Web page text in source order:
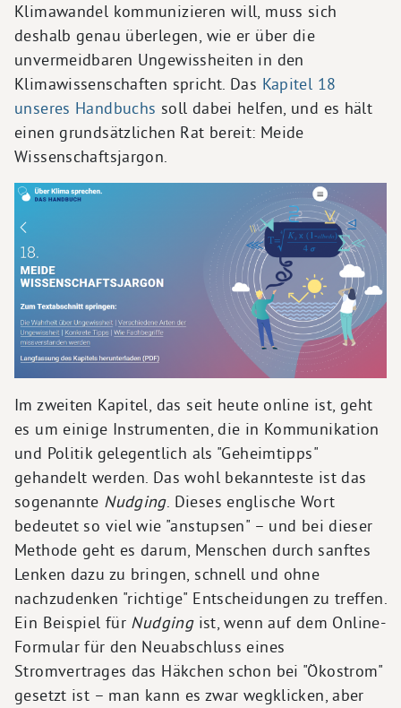
Klimawandel kommunizieren will, muss sich
deshalb genau überlegen, wie er über die
unvermeidbaren Ungewissheiten in den
Klimawissenschaften spricht. Das Kapitel 18
unseres Handbuchs soll dabei helfen, und es hält
einen grundsätzlichen Rat bereit: Meide
Wissenschaftsjargon.
Im zweiten Kapitel, das seit heute online ist, geht
es um einige Instrumenten, die in Kommunikation
und Politik gelegentlich als "Geheimtipps"
gehandelt werden. Das wohl bekannteste ist das
sogenannte Nudging. Dieses englische Wort
bedeutet so viel wie "anstupsen" – und bei dieser
Methode geht es darum, Menschen durch sanftes
Lenken dazu zu bringen, schnell und ohne
nachzudenken "richtige" Entscheidungen zu treffen.
Ein Beispiel für Nudgingist, wenn auf dem Online-
Formular für den Neuabschluss eines
Stromvertrages das Häkchen schon bei "Ökostrom"
gesetzt ist – man kann es zwar wegklicken, aber